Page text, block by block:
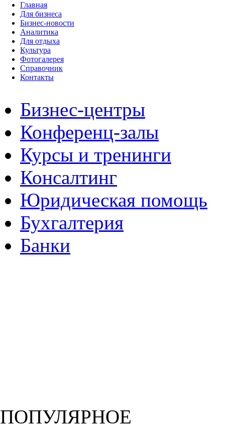
Главная
Для бизнеса
Бизнес-новости
Аналитика
Для отдыха
Культура
Фотогалерея
Справочник
Контакты
Бизнес-центры
Конференц-залы
Курсы и тренинги
Консалтинг
Юридическая помощь
Бухгалтерия
Банки
ПОПУЛЯРНОЕ